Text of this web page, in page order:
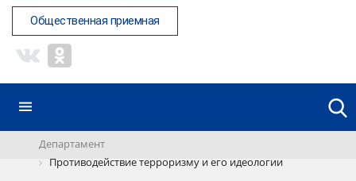
Общественная приемная
Департамент
Противодействие терроризму и его идеологии